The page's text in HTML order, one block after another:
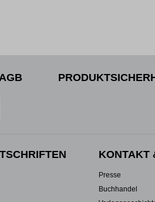
KONTAKT
Presse
Buchhandel